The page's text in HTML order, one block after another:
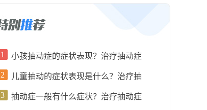
1 小孩抽动症的症状表现？治疗抽动症
2 儿童抽动的症状表现是什么？治疗抽
3 抽动症一般有什么症状？治疗抽动症